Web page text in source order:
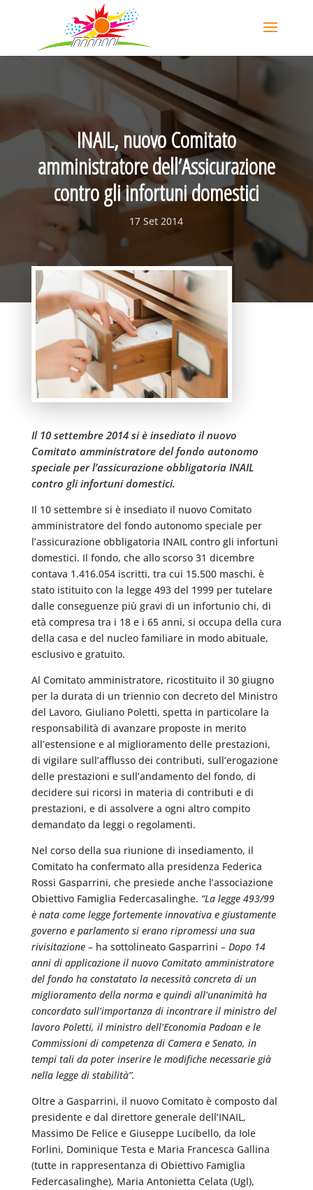
INAIL, nuovo Comitato
amministratore dell’Assicurazione
contro gli infortuni domestici
17 Set 2014
Il 10 settembre 2014 si è insediato il nuovo
Comitato amministratore del fondo autonomo
speciale per l’assicurazione obbligatoria INAIL
contro gli infortuni domestici.
Il 10 settembre si è insediato il nuovo Comitato
amministratore del fondo autonomo speciale per
l’assicurazione obbligatoria INAIL contro gli infortuni
domestici. Il fondo, che allo scorso 31 dicembre
contava 1.416.054 iscritti, tra cui 15.500 maschi, è
stato istituito con la legge 493 del 1999 per tutelare
dalle conseguenze più gravi di un infortunio chi, di
età compresa tra i 18 e i 65 anni, si occupa della cura
della casa e del nucleo familiare in modo abituale,
esclusivo e gratuito.
Al Comitato amministratore, ricostituito il 30 giugno
per la durata di un triennio con decreto del Ministro
del Lavoro, Giuliano Poletti, spetta in particolare la
responsabilità di avanzare proposte in merito
all’estensione e al miglioramento delle prestazioni,
di vigilare sull’afflusso dei contributi, sull’erogazione
delle prestazioni e sull’andamento del fondo, di
decidere sui ricorsi in materia di contributi e di
prestazioni, e di assolvere a ogni altro compito
demandato da leggi o regolamenti.
Nel corso della sua riunione di insediamento, il
Comitato ha confermato alla presidenza Federica
Rossi Gasparrini, che presiede anche l’associazione
Obiettivo Famiglia Federcasalinghe. “La legge 493/99
è nata come legge fortemente innovativa e giustamente
governo e parlamento si erano ripromessi una sua
rivisitazione– ha sottolineato Gasparrini – Dopo 14
anni di applicazione il nuovo Comitato amministratore
del fondo ha constatato la necessità concreta di un
miglioramento della norma e quindi all’unanimità ha
concordato sull’importanza di incontrare il ministro del
lavoro Poletti, il ministro dell’Economia Padoan e le
Commissioni di competenza di Camera e Senato, in
tempi tali da poter inserire le modifiche necessarie già
nella legge di stabilità”.
Oltre a Gasparrini, il nuovo Comitato è composto dal
presidente e dal direttore generale dell’INAIL,
Massimo De Felice e Giuseppe Lucibello, da Iole
Forlini, Dominique Testa e Maria Francesca Gallina
(tutte in rappresentanza di Obiettivo Famiglia
Federcasalinghe), Maria Antonietta Celata (Ugl),